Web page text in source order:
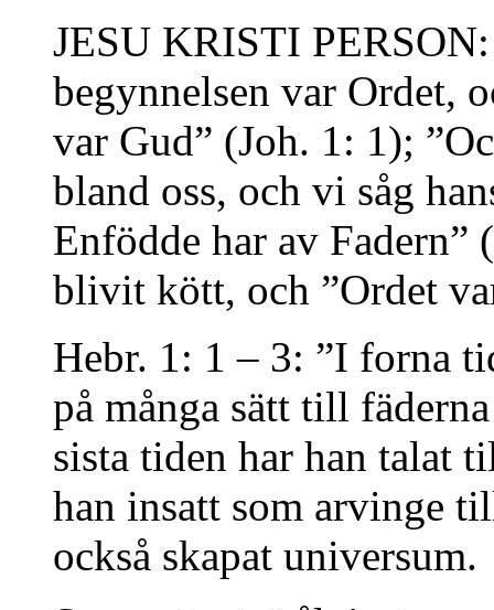
JESU KRISTI
begynnelsen var Ordet,
var Gud” (Joh. 1: 1);
bland oss, och vi såg
Enfödde har av Fadern”
blivit kött, och ”Ordet
Hebr. 1: 1 – 3: ”I forna
på många sätt till
sista tiden har han talat
han insatt som arvinge
också skapat universum.